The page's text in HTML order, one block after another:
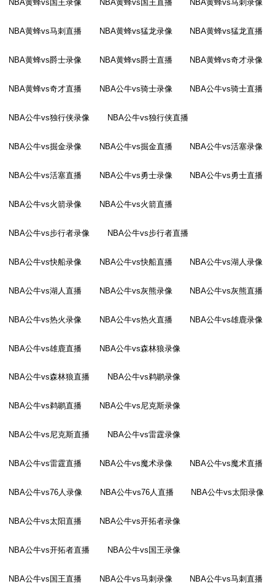
NBA黄蜂vs国王录像 NBA黄蜂vs国王直播 NBA黄蜂vs马刺录像
NBA黄蜂vs马刺直播 NBA黄蜂vs猛龙录像 NBA黄蜂vs猛龙直播
NBA黄蜂vs爵士录像 NBA黄蜂vs爵士直播 NBA黄蜂vs奇才录像
NBA黄蜂vs奇才直播 NBA公牛vs骑士录像 NBA公牛vs骑士直播
NBA公牛vs独行侠录像 NBA公牛vs独行侠直播
NBA公牛vs掘金录像 NBA公牛vs掘金直播 NBA公牛vs活塞录像
NBA公牛vs活塞直播 NBA公牛vs勇士录像 NBA公牛vs勇士直播
NBA公牛vs火箭录像 NBA公牛vs火箭直播
NBA公牛vs步行者录像 NBA公牛vs步行者直播
NBA公牛vs快船录像 NBA公牛vs快船直播 NBA公牛vs湖人录像
NBA公牛vs湖人直播 NBA公牛vs灰熊录像 NBA公牛vs灰熊直播
NBA公牛vs热火录像 NBA公牛vs热火直播 NBA公牛vs雄鹿录像
NBA公牛vs雄鹿直播 NBA公牛vs森林狼录像
NBA公牛vs森林狼直播 NBA公牛vs鹈鹕录像
NBA公牛vs鹈鹕直播 NBA公牛vs尼克斯录像
NBA公牛vs尼克斯直播 NBA公牛vs雷霆录像
NBA公牛vs雷霆直播 NBA公牛vs魔术录像 NBA公牛vs魔术直播
NBA公牛vs76人录像 NBA公牛vs76人直播 NBA公牛vs太阳录像
NBA公牛vs太阳直播 NBA公牛vs开拓者录像
NBA公牛vs开拓者直播 NBA公牛vs国王录像
NBA公牛vs国王直播 NBA公牛vs马刺录像 NBA公牛vs马刺直播